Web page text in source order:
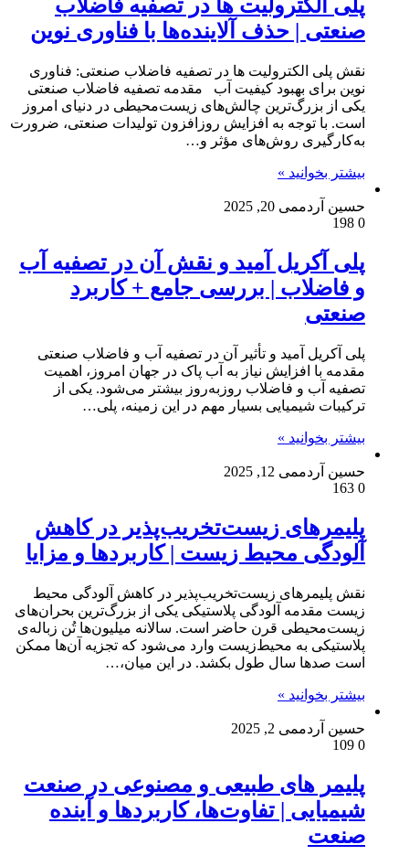
پلی الکترولیت ها در تصفیه فاضلاب
صنعتی | حذف آلاینده‌ها با فناوری نوین
نقش پلی الکترولیت ها در تصفیه فاضلاب صنعتی: فناوری
نوین برای بهبود کیفیت آب مقدمه تصفیه فاضلاب صنعتی
یکی از بزرگ‌ترین چالش‌های زیست‌محیطی در دنیای امروز
است. با توجه به افزایش روزافزون تولیدات صنعتی، ضرورت
به‌کارگیری روش‌های مؤثر و…
بیشتر بخوانید »
حسین آردممی 20, 2025
0
پلی آکریل‌ آمید و نقش آن در تصفیه آب
و فاضلاب | بررسی جامع + کاربرد
صنعتی
پلی آکریل‌ آمید و تأثیر آن در تصفیه آب و فاضلاب صنعتی
مقدمه با افزایش نیاز به آب پاک در جهان امروز، اهمیت
تصفیه آب و فاضلاب روزبه‌روز بیشتر می‌شود. یکی از
ترکیبات شیمیایی بسیار مهم در این زمینه، پلی…
بیشتر بخوانید »
حسین آردممی 12, 2025
0
پلیمرهای زیست‌تخریب‌پذیر در کاهش
آلودگی محیط زیست | کاربردها و مزایا
نقش پلیمرهای زیست‌تخریب‌پذیر در کاهش آلودگی محیط
زیست مقدمه آلودگی پلاستیکی یکی از بزرگ‌ترین بحران‌های
زیست‌محیطی قرن حاضر است. سالانه میلیون‌ها تُن زباله‌ی
پلاستیکی به محیط‌زیست وارد می‌شود که تجزیه‌ آن‌ها ممکن
است صدها سال طول بکشد. در این میان،…
بیشتر بخوانید »
حسین آردممی 2, 2025
0
پلیمر های طبیعی و مصنوعی در صنعت
شیمیایی | تفاوت‌ها، کاربردها و آینده
صنعت